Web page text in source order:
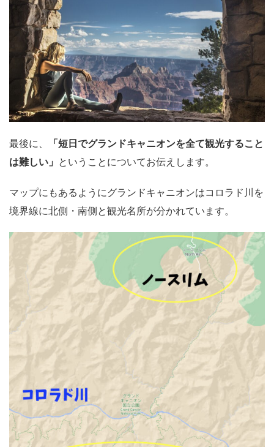
最後に、
「短日でグランドキャニオンを全て観光すること
は難しい」 ということについてお伝えします。
マップにもあるようにグランドキャニオンはコロラド川を
境界線に北側・南側と観光名所が分かれています。